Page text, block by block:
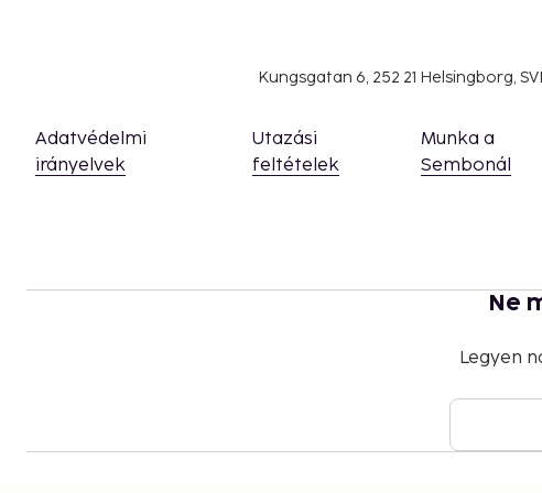
Pet deposit: USD 75 per stay
Service animals are exempt from fees
Kungsgatan 6, 252 21 Helsingborg,
Adatvédelmi
irányelvek
Utazási
feltételek
Munka a
Sembonál
Ne
Legyen